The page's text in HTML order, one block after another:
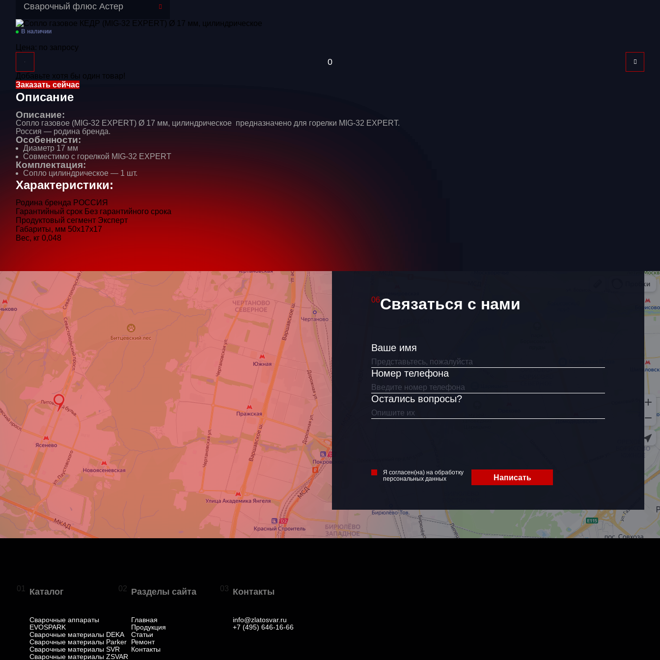
Перейти в категорию
Газосварочное оборудование
Расходные материалы
Сварочные аппараты
Сварочные горелки
Средства защиты
Сварочный флюс Астер
В наличии
Цена: по запросу
Добавьте хотя бы один товар!
Заказать сейчас
Описание
Описание:
Сопло газовое (MIG-32 EXPERT) Ø 17 мм, цилиндрическое предназначено для горелки MIG-32 EXPERT.
Россия — родина бренда.
Особенности:
Диаметр 17 мм
Совместимо с горелкой MIG-32 EXPERT
Комплектация:
Сопло цилиндрическое — 1 шт.
Характеристики:
Родина бренда РОССИЯ
Гарантийный срок Без гарантийного срока
Продуктовый сегмент Эксперт
Габариты, мм 50х17х17
Вес, кг 0,048
06Связаться с нами
Ваше имя
Номер телефона
Остались вопросы?
Я согласен(на) на обработку
персональных данных
Написать
Ваше имя
Как связаться?
Я согласен(на) на обработку
персональных данных
01 Каталог
Сварочные аппараты
EVOSPARK
Сварочные материалы DEKA
Сварочные материалы Parker
Сварочные материалы SVR
Сварочные материалы ZSVAR
02 Разделы сайта
Главная
Продукция
Статьи
Ремонт
Контакты
03 Контакты
info@zlatosvar.ru
+7 (495) 646-16-66